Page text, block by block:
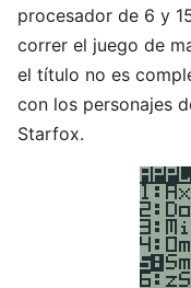
procesador de 6 y
correr el juego de
el título no es
con los personajes
Starfox.